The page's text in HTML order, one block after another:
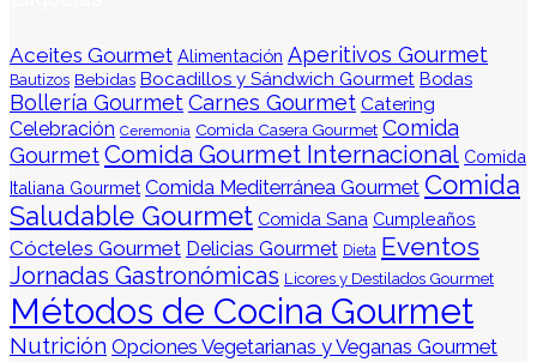
Aceites Gourmet Alimentación Aperitivos Gourmet
Bautizos Bebidas Bocadillos y Sándwich Gourmet Bodas
Bollería GourmetCarnes Gourmet Catering
Celebración Ceremonia Comida Casera Gourmet Comida
GourmetComida Gourmet Internacional Comida
Italiana Gourmet Comida Mediterránea Gourmet Comida
Saludable Gourmet Comida Sana Cumpleaños
Cócteles Gourmet Delicias Gourmet Dieta Eventos
Jornadas Gastronómicas Licores y Destilados Gourmet
Métodos de Cocina Gourmet
Nutrición Opciones Vegetarianas y Veganas Gourmet